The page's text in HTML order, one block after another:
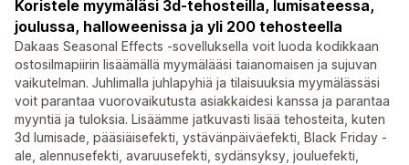
Koristele myymäläsi 3d-tehosteilla, lumisateessa,
joulussa, halloweenissa ja yli 200 tehosteella
Dakaas Seasonal Effects -sovelluksella voit luoda kodikkaan
ostosilmapiirin lisäämällä myymälääsi taianomaisen ja sujuvan
vaikutelman. Juhlimalla juhlapyhiä ja tilaisuuksia myymälässäsi
voit parantaa vuorovaikutusta asiakkaidesi kanssa ja parantaa
myyntiä ja tuloksia. Lisäämme jatkuvasti lisää tehosteita, kuten
3d lumisade, pääsiäisefekti, ystävänpäiväefekti, Black Friday -
ale, alennusefekti, avaruusefekti, sydänsyksy, jouluefekti,